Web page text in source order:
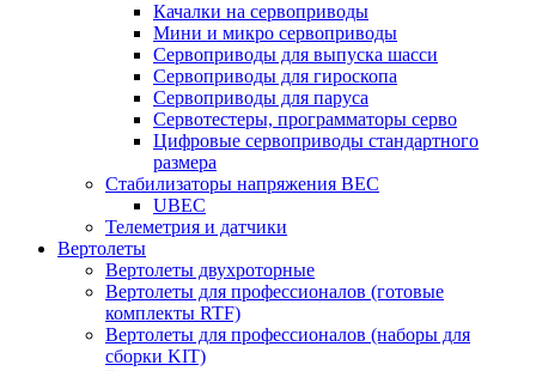
Качалки на сервоприводы
Мини и микро сервоприводы
Сервоприводы для выпуска шасси
Сервоприводы для гироскопа
Сервоприводы для паруса
Сервотестеры, программаторы серво
Цифровые сервоприводы стандартного
размера
Стабилизаторы напряжения BEC
UBEC
Телеметрия и датчики
Вертолеты
Вертолеты двухроторные
Вертолеты для профессионалов (готовые
комплекты RTF)
Вертолеты для профессионалов (наборы для
сборки KIT)